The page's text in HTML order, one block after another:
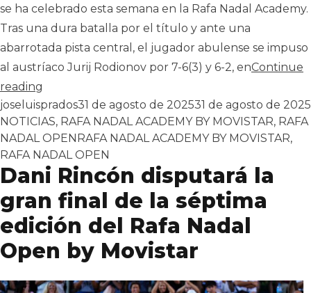
se ha celebrado esta semana en la Rafa Nadal Academy.
Tras una dura batalla por el título y ante una
abarrotada pista central, el jugador abulense se impuso
al austríaco Jurij Rodionov por 7-6(3) y 6-2, enContinue
reading
Publicado por
joseluisprados31 de agosto de 202531 de agosto de 2025
NOTICIAS, RAFA NADAL ACADEMY BY MOVISTAR, RAFA
NADAL OPENTags:
RAFA NADAL ACADEMY BY MOVISTAR,
RAFA NADAL OPEN
Dani Rincón disputará la
gran final de la séptima
edición del Rafa Nadal
Open by Movistar